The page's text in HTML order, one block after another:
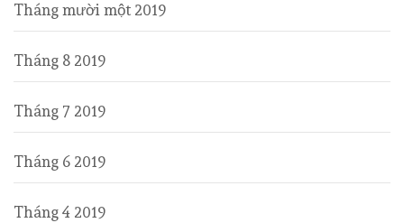
Tháng mười một 2019
Tháng 8 2019
Tháng 7 2019
Tháng 6 2019
Tháng 4 2019